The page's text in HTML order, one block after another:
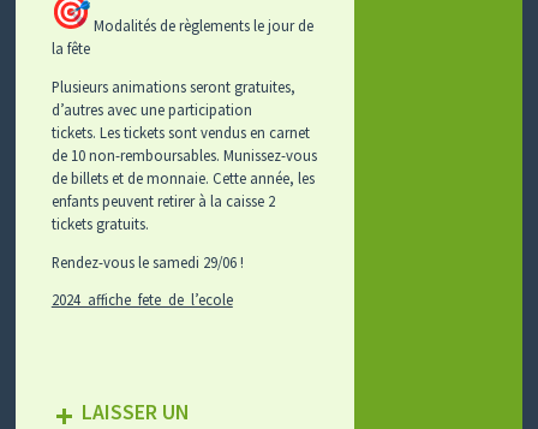
Modalités de règlements le jour de
la fête
Plusieurs animations seront gratuites,
d’autres avec une participation
tickets. Les tickets sont vendus en carnet
de 10 non-remboursables. Munissez-vous
de billets et de monnaie. Cette année, les
enfants peuvent retirer à la caisse 2
tickets gratuits.
Rendez-vous le samedi 29/06 !
2024_affiche_fete_de_l’ecole
LAISSER UN